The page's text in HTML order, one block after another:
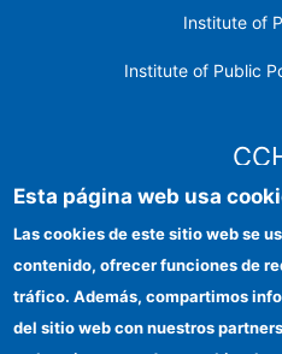
Institute of
Institute of Public
Esta página web usa
Las cookies de este sitio web se
contenido, ofrecer funciones de
tráfico. Además, compartimos
del sitio web con nuestros